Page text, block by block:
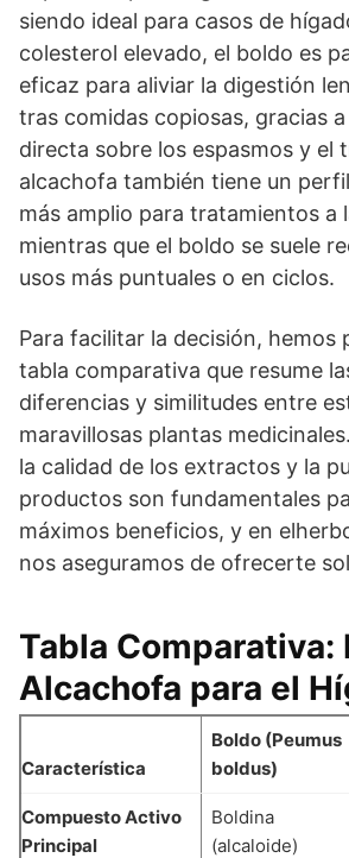
siendo ideal para casos de
colesterol elevado, el boldo es
eficaz para aliviar la digestión
tras comidas copiosas, gracias
directa sobre los espasmos y el
alcachofa también tiene un
más amplio para tratamientos a
mientras que el boldo se suele
usos más puntuales o en ciclos.
Para facilitar la decisión, hemos
tabla comparativa que resume
diferencias y similitudes entre
maravillosas plantas
la calidad de los extractos y la
productos son fundamentales
máximos beneficios, y en
nos aseguramos de ofrecerte
Tabla Comparativa:
Alcachofa para el
Característica
Boldo (Peumus
boldus)
Compuesto Activo
Principal
Boldina
(alcaloide)